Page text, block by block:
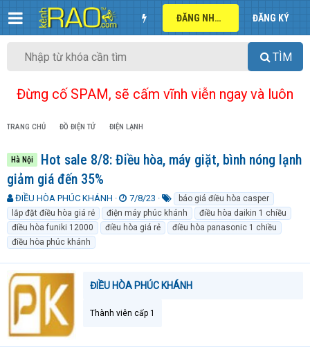
ĐĂNG NHẬP ĐĂNG KÝ
TÌM
Đừng cố SPAM, sẽ cấm vĩnh viễn ngay và luôn
TRANG CHỦ ĐỒ ĐIỆN TỬ ĐIỆN LẠNH
Hà Nội
Hot sale 8/8: Điều hòa, máy giặt, bình nóng lạnh
giảm giá đến 35%
T
h
r
e
a
s
t
a
t
e
r
ĐIỀU HÒA PHÚC KHÁNH
N
g
à
y
7/8/23
ừ
k
h
báo giá điều hòa casper
lắp đặt điều hòa giá rẻ
điện máy phúc khánh
điều hòa daikin 1 chiều
điều hòa funiki 12000
điều hòa giá rẻ
điều hòa panasonic 1 chiều
điều hòa phúc khánh
ĐIỀU HÒA PHÚC KHÁNH
Thành viên cấp 1